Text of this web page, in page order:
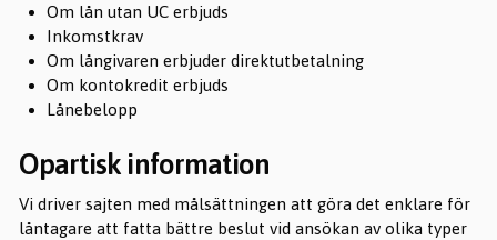
Om lån utan UC erbjuds
Inkomstkrav
Om långivaren erbjuder direktutbetalning
Om kontokredit erbjuds
Lånebelopp
Opartisk information
Vi driver sajten med målsättningen att göra det enklare för
låntagare att fatta bättre beslut vid ansökan av olika typer